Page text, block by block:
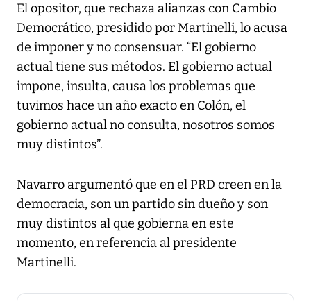
El opositor, que rechaza alianzas con Cambio
Democrático, presidido por Martinelli, lo acusa
de imponer y no consensuar. “El gobierno
actual tiene sus métodos. El gobierno actual
impone, insulta, causa los problemas que
tuvimos hace un año exacto en Colón, el
gobierno actual no consulta, nosotros somos
muy distintos”.
Navarro argumentó que en el PRD creen en la
democracia, son un partido sin dueño y son
muy distintos al que gobierna en este
momento, en referencia al presidente
Martinelli.